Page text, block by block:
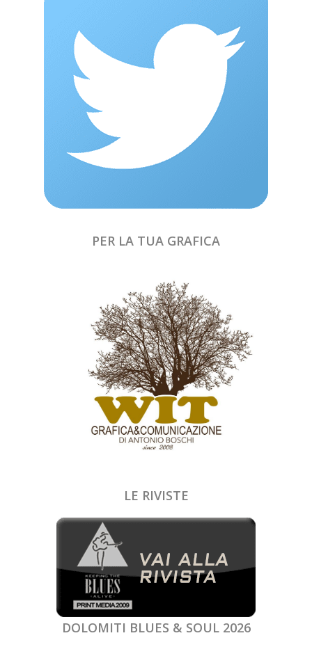
PER LA TUA GRAFICA
LE RIVISTE
DOLOMITI BLUES & SOUL 2026